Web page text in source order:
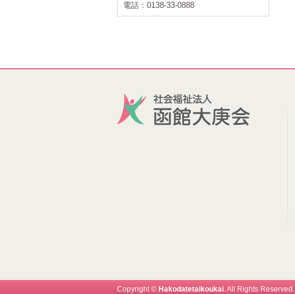
電話：0138-33-0888
Copyright © Hakodatetaikoukai. All Rights Reserved.